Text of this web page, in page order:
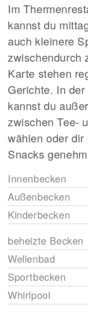
Im
kannst du
auch kleinere
zwischendurch
Karte stehen
Gerichte. In
kannst du
zwischen Tee-
wählen oder
Snacks
Innenbecken
Außenbecken
Kinderbecken
beheizte Becken
Wellenbad
Sportbecken
Whirlpool